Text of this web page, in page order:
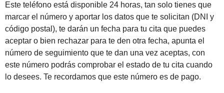
Este teléfono está disponible 24 horas, tan solo tienes que
marcar el número y aportar los datos que te solicitan (DNI y
código postal), te darán un fecha para tu cita que puedes
aceptar o bien rechazar para te den otra fecha, apunta el
número de seguimiento que te dan una vez aceptas, con
este número podrás comprobar el estado de tu cita cuando
lo desees. Te recordamos que este número es de pago.